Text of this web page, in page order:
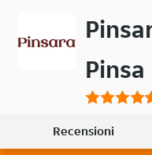
contenuto
Pinsa
Recensioni